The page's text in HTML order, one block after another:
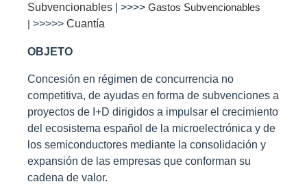
Subvencionables | >>>> Gastos Subvencionables
| >>>>> Cuantía
OBJETO
Concesión en régimen de concurrencia no
competitiva, de ayudas en forma de subvenciones a
proyectos de I+D dirigidos a impulsar el crecimiento
del ecosistema español de la microelectrónica y de
los semiconductores mediante la consolidación y
expansión de las empresas que conforman su
cadena de valor.